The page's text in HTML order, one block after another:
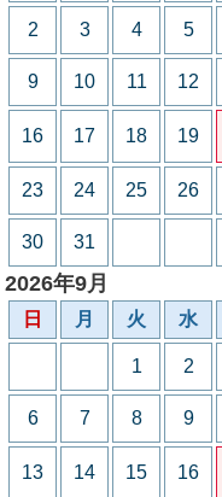
2 3 4 5
9 10 11 12
16 17 18 19
23 24 25 26
30 31
2026年9月
日 月 火 水
1 2
6 7 8 9
13 14 15 16